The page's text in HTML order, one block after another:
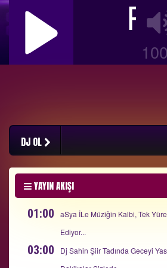
DJ OL
YAYIN AKIŞI
01:00
aSya İLe Müziğin Kalbi, Tek
Ediyor...
03:00
Dj Sahin Şiir Tadında Geceyi